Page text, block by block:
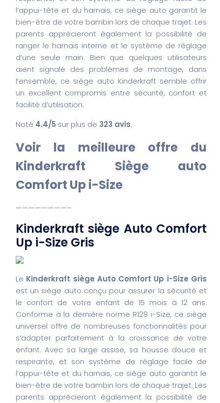
l’appui-tête et du harnais, ce siège auto garantit le
bien-être de votre bambin lors de chaque trajet. Les
parents apprécieront également la possibilité de
ranger le harnais interne et le système de réglage
d’une seule main. Bien que quelques utilisateurs
aient signalé des problèmes de montage, dans
l’ensemble, ce siège auto Kinderkraft semble offrir
un excellent compromis entre sécurité, confort et
facilité d’utilisation.
Noté 4.4/5 sur plus de 323 avis.
Voir la meilleure offre du
Kinderkraft Siège auto
Comfort Up i-Size
————————–
Kinderkraft siège Auto Comfort
Up i-Size Gris
Le Kinderkraft siège Auto Comfort Up i-Size Gris
est un siège auto conçu pour assurer la sécurité et
le confort de votre enfant de 15 mois à 12 ans.
Conforme à la dernière norme R129 i-Size, ce siège
universel offre de nombreuses fonctionnalités pour
s’adapter parfaitement à la croissance de votre
enfant. Avec sa large assise, sa housse douce et
respirante, et son système de réglage facile de
l’appui-tête et du harnais, ce siège auto garantit le
bien-être de votre bambin lors de chaque trajet. Les
parents apprécieront également la possibilité de